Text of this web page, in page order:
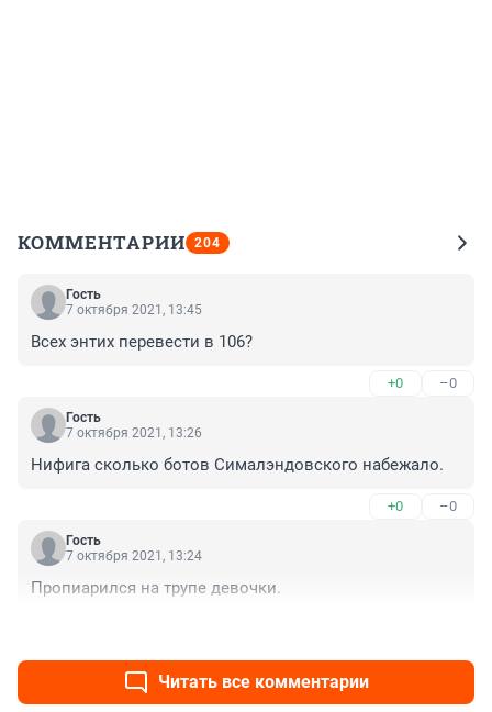
КОММЕНТАРИИ 204
Гость
7 октября 2021, 13:45
Всех энтих перевести в 106?
+0 –0
Гость
7 октября 2021, 13:26
Нифига сколько ботов Сималэндовского набежало.
+0 –0
Гость
7 октября 2021, 13:24
Пропиарился на трупе девочки.
Читать все комментарии